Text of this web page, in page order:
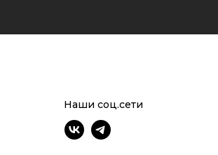
Наши соц.сети